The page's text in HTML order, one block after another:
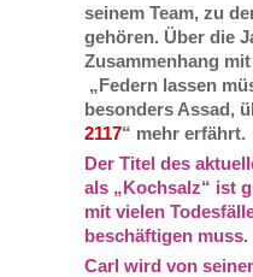
seinem Team, zu
gehören. Über die
Zusammenhang
„Federn lassen
besonders Assad,
2117“ mehr erfährt.
Der Titel des
als „Kochsalz“ ist
mit vielen
beschäftigen muss.
Carl wird von